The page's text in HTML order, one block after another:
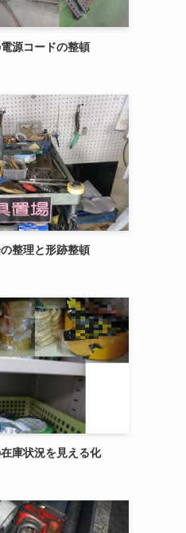
源コードの整頓
整理と形跡整頓
庫状況を見える化